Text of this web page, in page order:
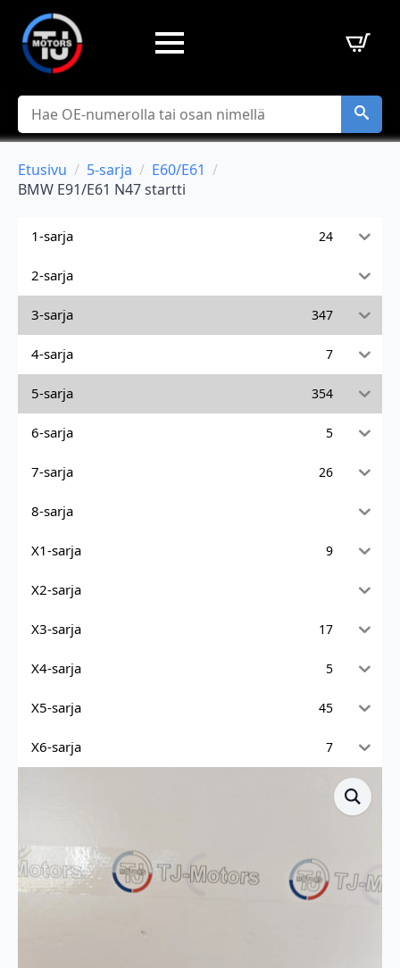
Hae
Etusivu 5-sarja
E60/E61
BMW E91/E61 N47 startti
1-sarja 24
2-sarja
3-sarja 347
4-sarja 7
5-sarja 354
6-sarja 5
7-sarja 26
8-sarja
X1-sarja 9
X2-sarja
X3-sarja 17
X4-sarja 5
X5-sarja 45
X6-sarja 7